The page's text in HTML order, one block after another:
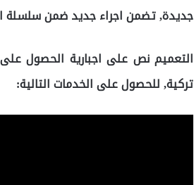
جديدة, تضمن اجراء جديد ضمن سلسلة
تركية, للحصول على الخدمات التالية: